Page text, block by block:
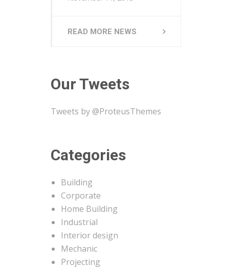
READ MORE NEWS
Our Tweets
Tweets by @ProteusThemes
Categories
Building
Corporate
Home Building
Industrial
Interior design
Mechanic
Projecting